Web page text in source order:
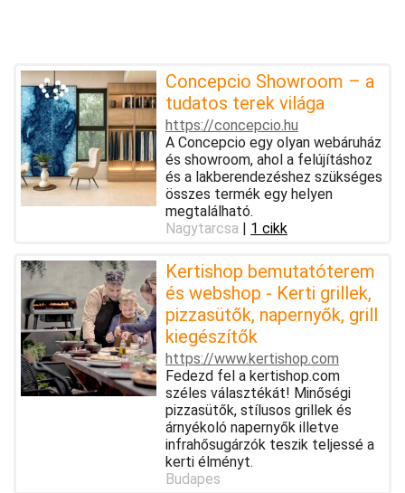
Concepcio Showroom – a
tudatos terek világa
https://concepcio.hu
A Concepcio egy olyan webáruház
és showroom, ahol a felújításhoz
és a lakberendezéshez szükséges
összes termék egy helyen
megtalálható.
Nagytarcsa | 1 cikk
Kertishop bemutatóterem
és webshop - Kerti grillek,
pizzasütők, napernyők, grill
kiegészítők
https://www.kertishop.com
Fedezd fel a kertishop.com
széles választékát! Minőségi
pizzasütők, stílusos grillek és
árnyékoló napernyők illetve
infrahősugárzók teszik teljessé a
kerti élményt.
Budapes